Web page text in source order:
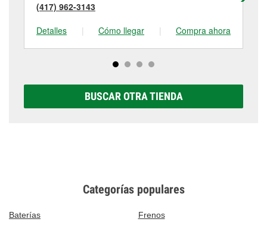
(417) 962-3143
Detalles
| Cómo llegar | Compra ahora
BUSCAR OTRA TIENDA
Categorías populares
Baterías
Frenos